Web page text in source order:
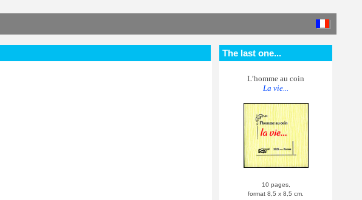
The last one...
L’homme au coin
La vie...
10 pages,
format 8,5 x 8,5 cm.